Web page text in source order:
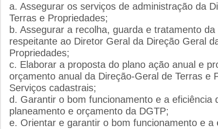
a. Assegurar os serviços de administração da
Terras e Propriedades;
b. Assegurar a recolha, guarda e tratamento
respeitante ao Diretor Geral da Direção Geral
Propriedades;
c. Elaborar a proposta do plano ação anual e
orçamento anual da Direção-Geral de Terras e
Serviços cadastrais;
d. Garantir o bom funcionamento e a eficiência
planeamento e orçamento da DGTP;
e. Orientar e garantir o bom funcionamento e a